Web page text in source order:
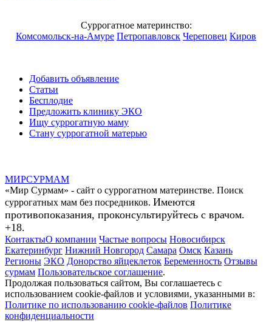
Суррогатное материнство:
Комсомольск-на-Амуре Петропавловск Череповец Киров
Добавить объявление
Статьи
Бесплодие
Предложить клинику ЭКО
Ищу суррогатную маму
Стану суррогатной матерью
МИРСУРМАМ
«Мир Сурмам» - сайт о суррогатном материнстве. Поиск
суррогатных мам без посредников. Имеются
противопоказания, проконсультируйтесь с врачом.
+18.
КонтактыО компании Частые вопросы Новосибирск
Екатеринбург Нижний Новгород Самара Омск Казань
Регионы ЭКО Донорство яйцеклеток Беременность Отзывы
сурмам Пользовательское соглашение.
Продолжая пользоваться сайтом, Вы соглашаетесь с
использованием cookie-файлов и условиями, указанными в:
Политике по использованию cookie-файлов Политике
конфиденциальности